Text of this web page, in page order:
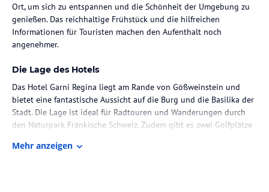
Ort, um sich zu entspannen und die Schönheit der Umgebung zu
genießen. Das reichhaltige Frühstück und die hilfreichen
Informationen für Touristen machen den Aufenthalt noch
angenehmer.
Die Lage des Hotels
Das Hotel Garni Regina liegt am Rande von Gößweinstein und
bietet eine fantastische Aussicht auf die Burg und die Basilika der
Stadt. Die Lage ist ideal für Radtouren und Wanderungen durch
den Naturpark Fränkische Schweiz. Zudem gibt es zwei Golfplätze
Mehr anzeigen